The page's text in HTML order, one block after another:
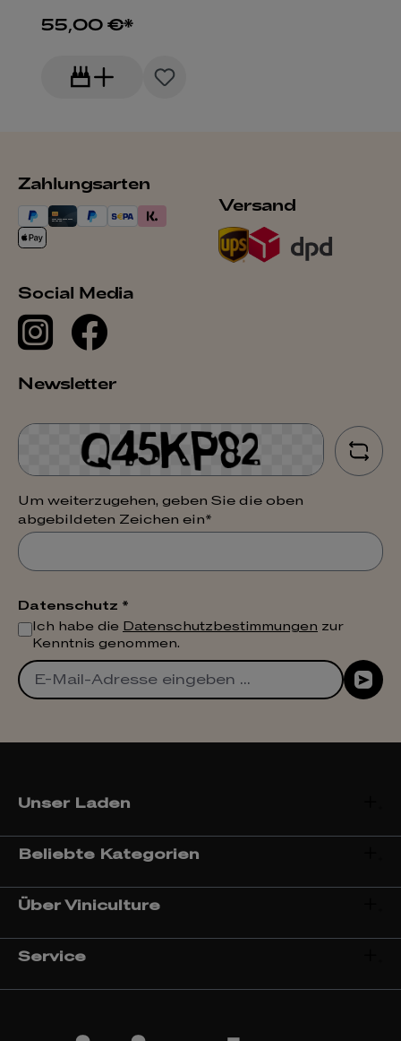
55,00 €*
Zahlungsarten
Versand
Social Media
Newsletter
Um weiterzugehen, geben Sie die oben
abgebildeten Zeichen ein*
Datenschutz *
Ich habe die Datenschutzbestimmungen zur
Kenntnis genommen.
Unser Laden
Beliebte Kategorien
Über Viniculture
Service